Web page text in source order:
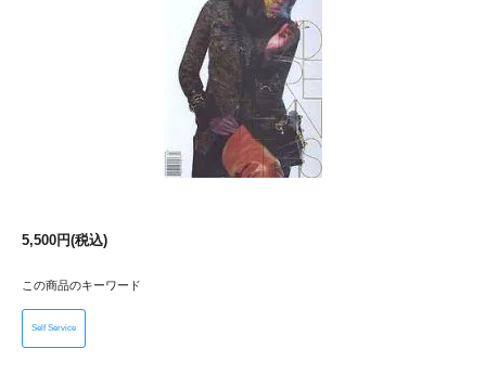
5,500円(税込)
この商品のキーワード
Self Service